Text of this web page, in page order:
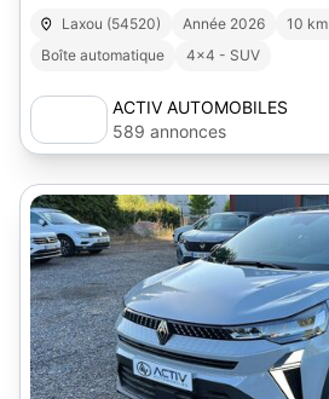
Laxou (54520) Année 2026 10 km
Boîte automatique
4x4 - SUV
ACTIV AUTOMOBILES
589 annonces